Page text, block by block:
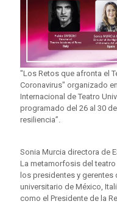
"Los Retos que afronta el
Coronavirus" organizado
Internacional de Teatro
programado del 26 al 30
resiliencia”.
Sonia Murcia directora de
La metamorfosis del
los presidentes y
universitario de México,
como el Presidente de la